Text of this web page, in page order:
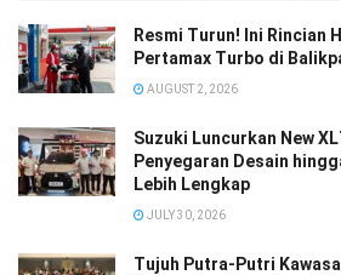
Resmi Turun! Ini Rincian
Pertamax Turbo di
AUGUST 2, 2026
Suzuki Luncurkan New
Penyegaran Desain
Lebih Lengkap
JULY 30, 2026
Tujuh Putra-Putri